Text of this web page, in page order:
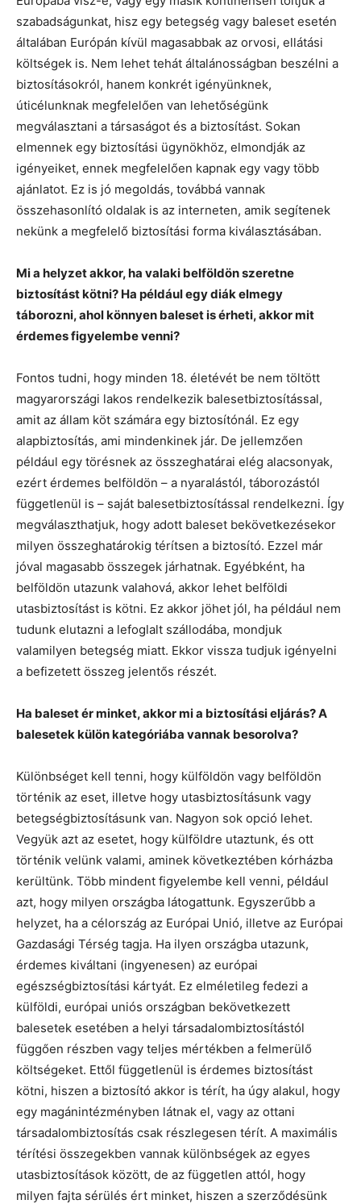
szabadságunkat, hisz egy betegség vagy baleset esetén
általában Európán kívül magasabbak az orvosi, ellátási
költségek is. Nem lehet tehát általánosságban beszélni a
biztosításokról, hanem konkrét igényünknek,
úticélunknak megfelelően van lehetőségünk
megválasztani a társaságot és a biztosítást. Sokan
elmennek egy biztosítási ügynökhöz, elmondják az
igényeiket, ennek megfelelően kapnak egy vagy több
ajánlatot. Ez is jó megoldás, továbbá vannak
összehasonlító oldalak is az interneten, amik segítenek
nekünk a megfelelő biztosítási forma kiválasztásában.
Mi a helyzet akkor, ha valaki belföldön szeretne
biztosítást kötni? Ha például egy diák elmegy
táborozni, ahol könnyen baleset is érheti, akkor mit
érdemes figyelembe venni?
Fontos tudni, hogy minden 18. életévét be nem töltött
magyarországi lakos rendelkezik balesetbiztosítással,
amit az állam köt számára egy biztosítónál. Ez egy
alapbiztosítás, ami mindenkinek jár. De jellemzően
például egy törésnek az összeghatárai elég alacsonyak,
ezért érdemes belföldön – a nyaralástól, táborozástól
függetlenül is – saját balesetbiztosítással rendelkezni. Így
megválaszthatjuk, hogy adott baleset bekövetkezésekor
milyen összeghatárokig térítsen a biztosító. Ezzel már
jóval magasabb összegek járhatnak. Egyébként, ha
belföldön utazunk valahová, akkor lehet belföldi
utasbiztosítást is kötni. Ez akkor jöhet jól, ha például nem
tudunk elutazni a lefoglalt szállodába, mondjuk
valamilyen betegség miatt. Ekkor vissza tudjuk igényelni
a befizetett összeg jelentős részét.
Ha baleset ér minket, akkor mi a biztosítási eljárás? A
balesetek külön kategóriába vannak besorolva?
Különbséget kell tenni, hogy külföldön vagy belföldön
történik az eset, illetve hogy utasbiztosításunk vagy
betegségbiztosításunk van. Nagyon sok opció lehet.
Vegyük azt az esetet, hogy külföldre utaztunk, és ott
történik velünk valami, aminek következtében kórházba
kerültünk. Több mindent figyelembe kell venni, például
azt, hogy milyen országba látogattunk. Egyszerűbb a
helyzet, ha a célország az Európai Unió, illetve az Európai
Gazdasági Térség tagja. Ha ilyen országba utazunk,
érdemes kiváltani (ingyenesen) az európai
egészségbiztosítási kártyát. Ez elméletileg fedezi a
külföldi, európai uniós országban bekövetkezett
balesetek esetében a helyi társadalombiztosítástól
függően részben vagy teljes mértékben a felmerülő
költségeket. Ettől függetlenül is érdemes biztosítást
kötni, hiszen a biztosító akkor is térít, ha úgy alakul, hogy
egy magánintézményben látnak el, vagy az ottani
társadalombiztosítás csak részlegesen térít. A maximális
térítési összegekben vannak különbségek az egyes
utasbiztosítások között, de az független attól, hogy
milyen fajta sérülés ért minket, hiszen a szerződésünk